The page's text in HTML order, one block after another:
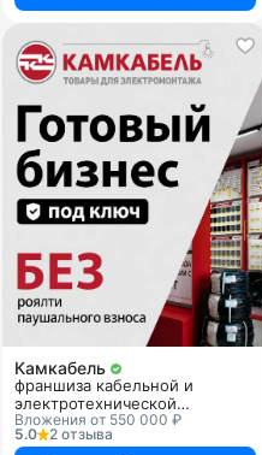
Камкабель
франшиза кабельной и
электротехнической
продукции
Вложения от 550 000 ₽
5.0
2 отзыва